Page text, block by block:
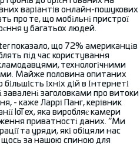
варіантів онлайн-пошукових
про те, що мобільні пристрої
у багатьох людей.
показало, що 72% американців
під час користування
технологічними
Майже половина опитаних
їхніх дій в Інтернеті
заголовками про витоки
- каже Ларрі Панг, керівник
IoTex, яка виробляє камери
приватності даних. ”Ми
та уряди, які обіцяли нас
щось за нашою спиною для